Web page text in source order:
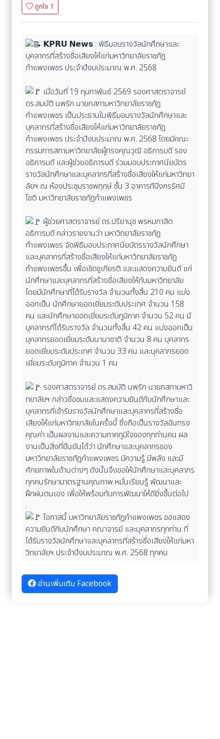
ถูกใจ 1
𝗞𝗣𝗥𝗨 𝗡𝗲𝘄𝘀 : พิธีมอบรางวัลนักศึกษาและ
บุคลากรที่สร้างชื่อเสียงให้แก่มหาวิทยาลัยราชภัฏ
กำแพงเพชร ประจำปีงบประมาณ พ.ศ. 2568
เมื่อวันที่ 19 กุมภาพันธ์ 2569 รองศาสตราจารย์
ดร.สมบัติ นพรัก นายกสภามหาวิทยาลัยราชภัฏ
กำแพงเพชร เป็นประธานในพิธีมอบรางวัลนักศึกษาและ
บุคลากรที่สร้างชื่อเสียงให้แก่มหาวิทยาลัยราชภัฏ
กำแพงเพชร ประจำปีงบประมาณ พ.ศ. 2568 โดยมีคณะ
กรรมการสภามหาวิทยาลัยผู้ทรงคุณวุฒิ อธิการบดี รอง
อธิการบดี และผู้ช่วยอธิการบดี ร่วมมอบประกาศนียบัตร
รางวัลนักศึกษาและบุคลากรที่สร้างชื่อเสียงให้แก่มหาวิทยา
ลัยฯ ณ ห้องประชุมราชพฤกษ์ ชั้น 3 อาคารทีปังกรรัศมี
โชติ มหาวิทยาลัยราชภัฏกำแพงเพชร
ผู้ช่วยศาสตราจารย์ ดร.ปรียานุช พรหมภาสิต
อธิการบดี กล่าวรายงานว่า มหาวิทยาลัยราชภัฏ
กำแพงเพชร จัดพิธีมอบประกาศนียบัตรรางวัลนักศึกษา
และบุคลากรที่สร้างชื่อเสียงให้แก่มหาวิทยาลัยราชภัฏ
กำแพงเพชรขึ้น เพื่อเชิดชูเกียรติ และแสดงความยินดี แก่
นักศึกษาและบุคลากรที่สร้างชื่อเสียงให้กับมหาวิทยาลัย
โดยมีนักศึกษาที่ได้รับรางวัล จำนวนทั้งสิ้น 210 คน แบ่ง
ออกเป็น นักศึกษายอดเยี่ยมระดับประเทศ จำนวน 158
คน และนักศึกษายอดเยี่ยมระดับภูมิภาค จำนวน 52 คน มี
บุคลากรที่ได้รับรางวัล จำนวนทั้งสิ้น 42 คน แบ่งออกเป็น
บุคลากรยอดเยี่ยมระดับนานาชาติ จำนวน 8 คน บุคลากร
ยอดเยี่ยมระดับประเทศ จำนวน 33 คน และบุคลากรยอด
เยี่ยมระดับภูมิภาค จำนวน 1 คน
รองศาสตราจารย์ ดร.สมบัติ นพรัก นายกสภามหาวิ
ทยาลัยฯ กล่าวชื่อชมและแสดงความยินดีกับนักศึกษาและ
บุคลากรที่เข้ารับรางวัลนักศึกษาและบุคลากรที่สร้างชื่อ
เสียงให้แก่มหาวิทยาลัยในครั้งนี้ ซึ่งถือเป็นรางวัลอันทรง
คุณค่า เป็นผลงานและความภาคภูมิใจของทุกท่านคน ผล
งานเป็นสิ่งที่ยืนยันได้ว่า นักศึกษาและบุคลากรของ
มหาวิทยาลัยราชภัฏกำแพงเพชร มีความรู้ มีพลัง และมี
ศักยภาพในด้านต่างๆ ดังนั้นจึงขอให้นักศึกษาและบุคลากร
ทุกคนรักษามาตรฐานคุณภาพ หมั่นเรียนรู้ พัฒนาและ
ฝึกฝนตนเอง เพื่อให้พร้อมกับการพัฒนาให้ดียิ่งขึ้นต่อไป
.
โอกาสนี้ มหาวิทยาลัยราชภัฏกำแพงเพชร ขอแสดง
ความยินดีกับนักศึกษา คณาจารย์ และบุคลากรทุกท่าน ที่
ได้รับรางวัลนักศึกษาและบุคลากรที่สร้างชื่อเสียงให้แก่มหา
วิทยาลัยฯ ประจำปีงบประมาณ พ.ศ. 2568 ทุกคน
อ่านเพิ่มเติม Facebook